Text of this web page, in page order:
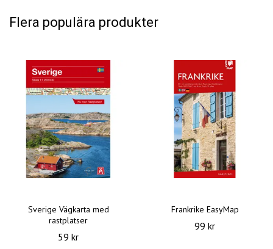
Flera populära produkter
Sverige Vägkarta med
rastplatser
59 kr
Frankrike EasyMap
99 kr